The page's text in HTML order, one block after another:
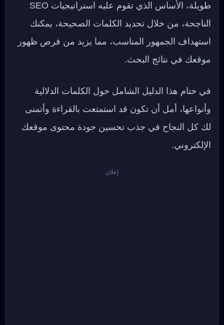
طويلة، الأساس الذي تقوم عليه استراتيجيات SEO
الناجحة، من خلال تحديد الكلمات الصحيحة، يمكنك
استهداف الجمهور المناسب، مما يزيد من فرص ظهور
موقعك في نتائج البحث.
في ختام هذا الدليل الشامل حول الكلمات الدلالية
وأنواعها، أمل أن تكون قد استمتعت بالقراءة وأتمنى
لك كل النجاح في جذب تحسين جودة محتوى موقعك
الإلكتروني.
إعلان